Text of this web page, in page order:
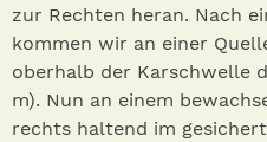
zur Rechten heran. Nach
kommen wir an einer
oberhalb der Karschwelle
m). Nun an einem
rechts haltend im